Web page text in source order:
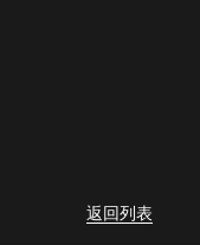
返回列表